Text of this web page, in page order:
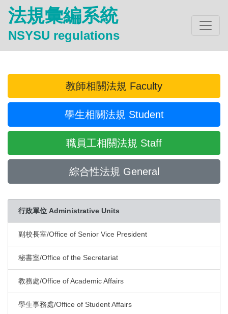
法規彙編系統
NSYSU regulations
教師相關法規 Faculty
學生相關法規 Student
職員工相關法規 Staff
綜合性法規 General
行政單位 Administrative Units
副校長室/Office of Senior Vice President
秘書室/Office of the Secretariat
教務處/Office of Academic Affairs
學生事務處/Office of Student Affairs